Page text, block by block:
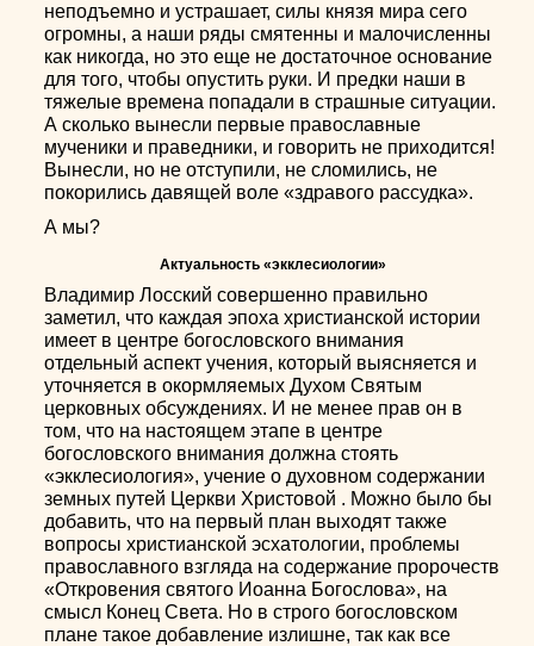
неподъемно и устрашает, силы князя мира сего
огромны, а наши ряды смятенны и малочисленны
как никогда, но это еще не достаточное основание
для того, чтобы опустить руки. И предки наши в
тяжелые времена попадали в страшные ситуации.
А сколько вынесли первые православные
мученики и праведники, и говорить не приходится!
Вынесли, но не отступили, не сломились, не
покорились давящей воле «здравого рассудка».
А мы?
Актуальность «экклесиологии»
Владимир Лосский совершенно правильно
заметил, что каждая эпоха христианской истории
имеет в центре богословского внимания
отдельный аспект учения, который выясняется и
уточняется в окормляемых Духом Святым
церковных обсуждениях. И не менее прав он в
том, что на настоящем этапе в центре
богословского внимания должна стоять
«экклесиология», учение о духовном содержании
земных путей Церкви Христовой . Можно было бы
добавить, что на первый план выходят также
вопросы христианской эсхатологии, проблемы
православного взгляда на содержание пророчеств
«Откровения святого Иоанна Богослова», на
смысл Конец Света. Но в строго богословском
плане такое добавление излишне, так как все